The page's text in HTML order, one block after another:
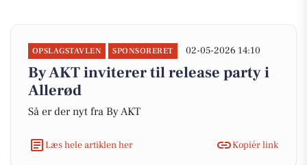
OPSLAGSTAVLEN SPONSORERET 02-05-2026 14:10
By AKT inviterer til release party i
Allerød
Så er der nyt fra By AKT
Læs hele artiklen her Kopiér link